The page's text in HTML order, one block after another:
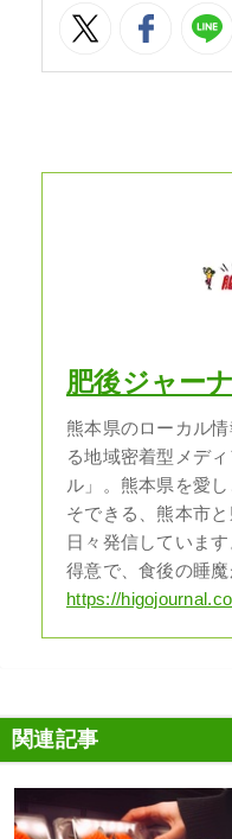
肥後ジャー
熊本県のローカル
る地域密着型メデ
ル」。熊本県を愛
そできる、熊本市
日々発信していま
得意で、食後の睡魔
https://
関連記事